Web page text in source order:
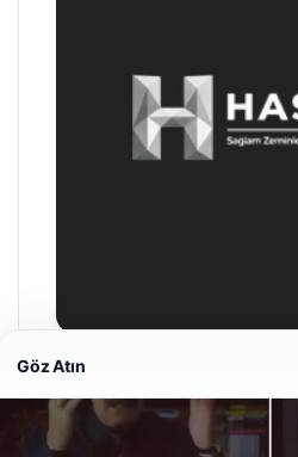
Nisan 29, 2026
Göz Atın